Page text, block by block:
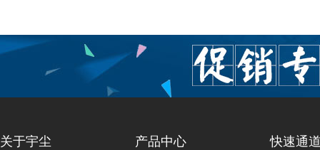
关于宇尘 产品中心 快速通